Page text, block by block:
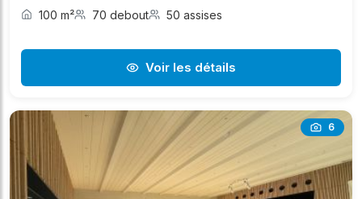
100 m² 70 debout 50 assises
Voir les détails
6